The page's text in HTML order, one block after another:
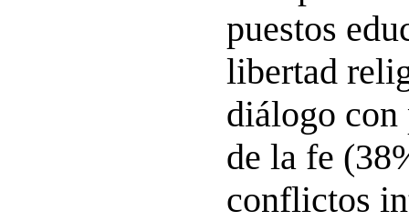
puestos
libertad
diálogo con
de la fe
conflictos